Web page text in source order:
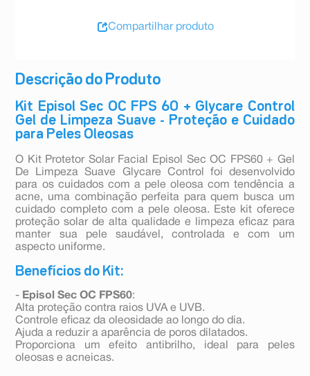
Descrição do Produto
Kit Episol Sec OC FPS 60 + Glycare Control
Gel de Limpeza Suave - Proteção e Cuidado
para Peles Oleosas
O Kit Protetor Solar Facial Episol Sec OC FPS60 + Gel
De Limpeza Suave Glycare Control foi desenvolvido
para os cuidados com a pele oleosa com tendência a
acne, uma combinação perfeita para quem busca um
cuidado completo com a pele oleosa. Este kit oferece
proteção solar de alta qualidade e limpeza eficaz para
manter sua pele saudável, controlada e com um
aspecto uniforme.
Benefícios do Kit:
- Episol Sec OC FPS60:
Alta proteção contra raios UVA e UVB.
Controle eficaz da oleosidade ao longo do dia.
Ajuda a reduzir a aparência de poros dilatados.
Proporciona um efeito antibrilho, ideal para peles
oleosas e acneicas.
Compartilhar produto